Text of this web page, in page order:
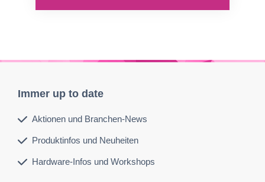
Immer up to date
Aktionen und Branchen-News
Produktinfos und Neuheiten
Hardware-Infos und Workshops